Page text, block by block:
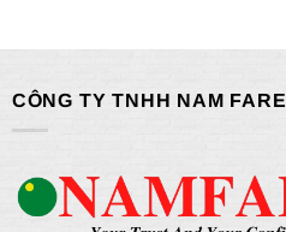
CÔNG TY TNHH NAM FARE